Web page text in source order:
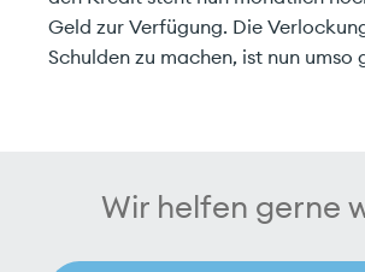
Geld zur Verfügung. Die
Schulden zu machen, ist nun umso
Wir helfen gerne
Unverbindlich &
Privatkunde